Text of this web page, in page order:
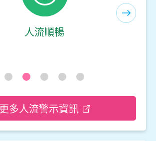
人流順暢
更多人流警示資訊